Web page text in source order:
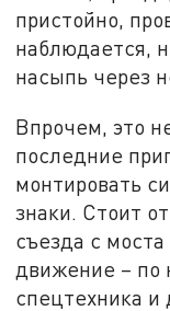
пристойно,
наблюдается,
насыпь через
Впрочем, это
последние
монтировать
знаки. Стоит
съезда с
движение – по
спецтехника и